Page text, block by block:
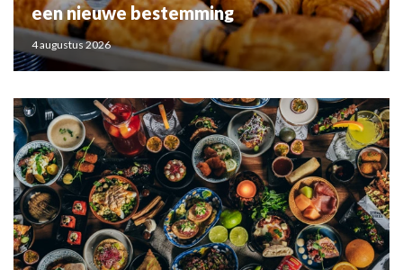
een nieuwe bestemming
4 augustus 2026